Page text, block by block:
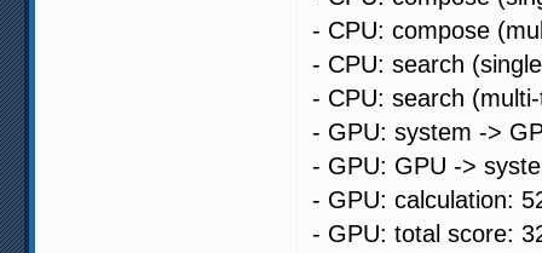
- CPU: compose
- CPU: search
- CPU: search
- GPU: system ->
- GPU: GPU ->
- GPU: calculation:
- GPU: total score: